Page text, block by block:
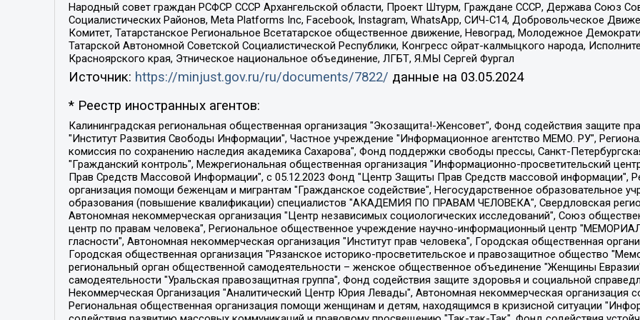
Народный совет граждан РСФСР СССР Архангельской области, Проект Штурм, Граждане СССР, Держава Союз
Социалистических Районов, Meta Platforms Inc, Facebook, Instagram, WhatsApp, СИЧ-С14, Добровольческое
Комитет, Татарстанское Региональное Всетатарское общественное движение, Невоград, Молодежное
Татарской Автономной Советской Социалистической Республики, Конгресс ойрат-калмыцкого народа,
Красноярского края, Этническое национальное объединение, ЛГБТ, Я.МЫ Сергей Фургал
Источник: https://minjust.gov.ru/ru/documents/7822/ данные на 03.05.2024
* Реестр иностранных агентов:
Калининградская региональная общественная организация "Экозащита!-Женсовет", Фонд содействия защите прав и свобод граждан "Общественный вердикт", Фонд "Институт Развития Свободы Информации", Частное учреждение "Информационное агентство МЕМО. РУ", Региональная общественная организация "Общественная комиссия по сохранению наследия академика Сахарова", Фонд поддержки свободы прессы, Санкт-Петербургская общественная правозащитная организация "Гражданский контроль", Межрегиональная общественная организация "Информационно-просветительский центр "Мемориал", Региональный Фонд "Центр Защиты Прав Средств Массовой Информации", с 05.12.2023 Фонд "Центр Защиты Прав Средств массовой информации", Региональная общественная благотворительная организация помощи беженцам и мигрантам "Гражданское содействие", Негосударственное образовательное учреждение дополнительного профессионального образования (повышение квалификации) специалистов "АКАДЕМИЯ ПО ПРАВАМ ЧЕЛОВЕКА", Свердловская региональная общественная организация "Сутяжник", Автономная некоммерческая организация "Центр независимых социологических исследований", Союз общественных объединений "Российский исследовательский центр по правам человека", Региональное общественное учреждение научно-информационный центр "МЕМОРИАЛ", Некоммерческая организация "Фонд защиты гласности", Автономная некоммерческая организация "Институт прав человека", Городская общественная организация "Екатеринбургское общество "МЕМОРИАЛ", Городская общественная организация "Рязанское историко-просветительское и правозащитное общество "Мемориал" (Рязанский Мемориал), Челябинский региональный орган общественной самодеятельности – женское общественное объединение "Женщины Евразии", Челябинский региональный орган общественной самодеятельности "Уральская правозащитная группа", Фонд содействия защите здоровья и социальной справедливости имени Андрея Рылькова, Автономная Некоммерческая Организация "Аналитический Центр Юрия Левады", Автономная некоммерческая организация социальной поддержки населения "Проект Апрель", Региональная общественная организация помощи женщинам и детям, находящимся в кризисной ситуации "Информационно-методический центр "Анна", Фонд содействия развитию массовых коммуникаций и правовому просвещению "Так-так-Так", Фонд содействия устойчивому развитию "Серебряная тайга", Свердловский региональный общественный фонд социальных проектов "Новое время", "Idel.Реалии", Кавказ.Реалии, Крым.Реалии, Телеканал Настоящее Время, Татаро-башкирская служба Радио Свобода (Azatliq Radiosi), Радио Свободная Европа/Радио Свобода (PCE/PC), "Сибирь.Реалии", "Фактограф", Благотворительный фонд помощи осужденным и их семьям, Автономная некоммерческая организация "Институт глобализации и социальных движений", Фонд "В защиту прав заключенных", Частное учреждение "Центр поддержки и содействия развитию средств массовой информации", Пензенский региональный общественный благотворительный фонд "Гражданский союз", "Север.Реалии", Некоммерческая организация Фонд "Правовая инициатива", Общество с ограниченной ответственностью "Радио Свободная Европа/Радио Свобода", Чешское информационное агентство "MEDIUM-ORIENT", Красноярская региональная общественная организация "Мы против СПИДа", Камалягин Денис Николаевич, Маркелов Сергей Евгеньевич, Пономарев Лев Александрович, Савицкая Людмила Алексеевна, Автономная некоммерческая организация "Центр по работе с проблемой насилия "НАСИЛИЮ.НЕТ", Межрегиональный профессиональный союз работников здравоохранения "Альянс врачей", Юридическое лицо, зарегистрированное в Латвийской Республике, SIA "Medusa Project" (регистрационный номер 40103797863, дата регистрации 10.06.2014), Некоммерческая организация "Фонд по борьбе с коррупцией", Автономная некоммерческая организация "Институт права и публичной политики", Баданин Роман Сергеевич, Гликин Максим Александрович, Железнова Мария Михайловна, Лукьянова Юлия Сергеевна, Маетная Елизавета Витальевна, Маняхин Петр Борисович, Чуракова Ольга Владимировна, Ярош Юлия Петровна, Юридическое лицо "The Insider SIA", зарегистрированное в Риге, Латвийская Республика (дата регистрации 26.06.2015), являющееся администратором доменного имени интернет-издания "The Insider SIA", https://theins.ru, Постернак Алексей Евгеньевич, Рубин Михаил Аркадьевич, Анин Роман Александрович, Юридическое лицо Istories fonds, зарегистрированное в Латвийской Республике (регистрационный номер 50008295751, дата регистрации 24.02.2020), Великовский Дмитрий Александрович, Долинина Ирина Николаевна, Мароховская Алеся Алексеевна, Шлейнов Роман Юрьевич, Шмагун Олеся Валентиновна, Общество с ограниченной ответственностью "Альтаир 2021", Общество с ограниченной ответственностью "Вега 2021", Общество с ограниченной ответственностью "Главный редактор 2021", Общество с ограниченной ответственностью "Ромашки монолит", Важенков Артем Валерьевич, Ивановская областная общественная организация "Центр гендерных исследований", Гурман Юрий Альбертович, Медиапроект "ОВД-Инфо", Егоров Владимир Владимирович, Жилинский Владимир Александрович, Общество с ограниченной ответственностью "ЗП", Иванова София Юрьевна, Карезина Инна Павловна, Кильтау Екатерина Викторовна, Петров Алексей Викторович, Пискунов Сергей Евгеньевич, Смирнов Сергей Сергеевич, Тихонов Михаил Сергеевич, Общество с ограниченной ответственностью "ЖУРНАЛИСТ-ИНОСТРАННЫЙ АГЕНТ", Арапова Галина Юрьевна, Вольтская Татьяна Анатольевна, Американская компания "Mason G.E.S. Anonymous Foundation" (США), являющаяся владельцем интернет-издания https://mnews.world/, Компания "Stichting Bellingcat", зарегистрированная в Нидерландах (дата регистрации 11.07.2018), Захаров Андрей Вячеславович, Клепиковская Екатерина Дмитриевна, Общество с ограниченной ответственностью "МЕМО", Перл Роман Александрович, Симонов Евгений Алексеевич, Соловьева Елена Анатольевна, Сотников Даниил Владимирович, Сурначева Елизавета Дмитриевна, Автономная некоммерческая организация по защите прав человека и информированию населения "Якутия – Наше Мнение", Общество с ограниченной ответственностью "Москоу диджитал медиа", с 26.01.2023 Общество с ограниченной ответственностью "Чайка Белые сады", Ветошкина Валерия Валерьевна, Заговора Максим Александрович, Межрегиональное общественное движение "Российская ЛГБТ - сеть", Оленичев Максим Владимирович, Павлов Иван Юрьевич, Скворцова Елена Сергеевна, Общество с ограниченной ответственностью "Как бы инагент", Кочетков Игорь Викторович, Общество с ограниченной ответственностью "Честные выборы", Еланчик Олег Александрович, Общество с ограниченной ответственностью "Нобелевский призыв", Гималова Регина Эмилевна, Григорьев Андрей Валерьевич, Григорьева Алина Александровна, Ассоциация по содействию защите прав призывников, альтернативнослужащих и военнослужащих "Правозащитная группа